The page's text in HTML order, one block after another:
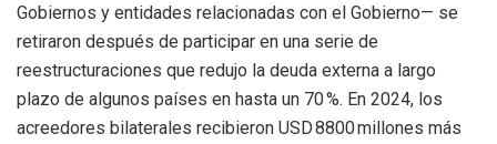
Gobiernos y entidades relacionadas con el Gobierno— se
retiraron después de participar en una serie de
reestructuraciones que redujo la deuda externa a largo
plazo de algunos países en hasta un 70 %. En 2024, los
acreedores bilaterales recibieron USD 8800 millones más